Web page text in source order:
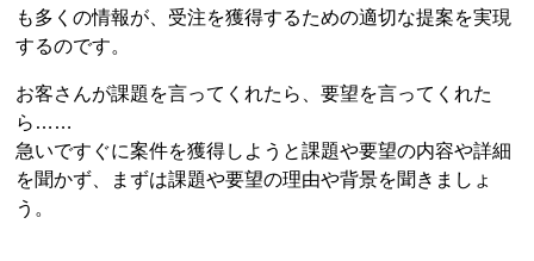
も多くの情報が、受注を獲得するための適切な提案を実現
するのです。
お客さんが課題を言ってくれたら、要望を言ってくれた
ら……
急いですぐに案件を獲得しようと課題や要望の内容や詳細
を聞かず、まずは課題や要望の理由や背景を聞きましょ
う。